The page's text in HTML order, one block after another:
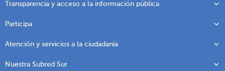
Transparencia y acceso a la información pública
Participa
Atención y servicios a la ciudadanía
Nuestra Subred Sur